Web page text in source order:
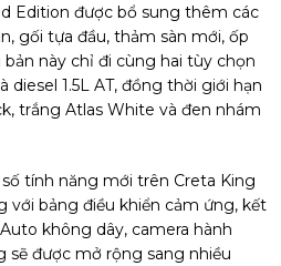
Edition được bổ sung thêm các
gối tựa đầu, thảm sàn mới, ốp
bản này chỉ đi cùng hai tùy chọn
diesel 1.5L AT, đồng thời giới hạn
trắng Atlas White và đen nhám
tính năng mới trên Creta King
với bảng điều khiển cảm ứng, kết
không dây, camera hành
sẽ được mở rộng sang nhiều